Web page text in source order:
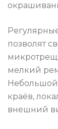
позволят
мелкий
краёв,
внешний